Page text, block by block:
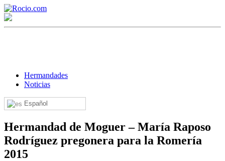
Hermandades
Noticias
Español
Hermandad de Moguer – María Raposo
Rodríguez pregonera para la Romería
2015
¡Bienvenido! Soy el asistente virtual de rocio.com.
¿En qué puedo ayudarte?